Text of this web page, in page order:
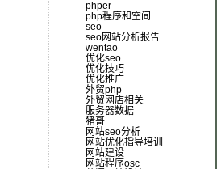
phper
php程序和空间
seo
seo网站分析报告
wentao
优化seo
优化技巧
优化推广
外贸php
外贸网店相关
服务器数据
猪哥
网站seo分析
网站优化指导培训
网站建设
网站程序osc